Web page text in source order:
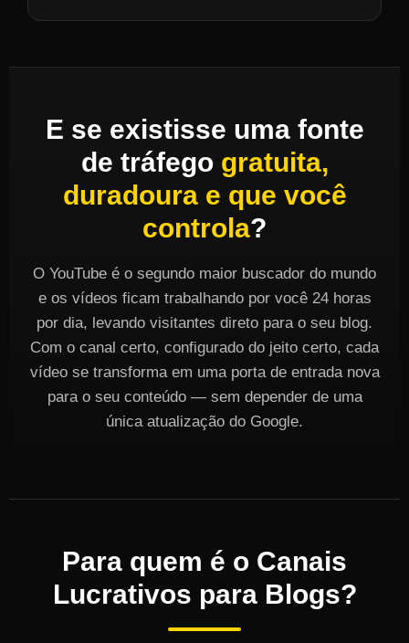
E se existisse uma fonte
de tráfego gratuita,
duradoura e que você
controla?
O YouTube é o segundo maior buscador do mundo
e os vídeos ficam trabalhando por você 24 horas
por dia, levando visitantes direto para o seu blog.
Com o canal certo, configurado do jeito certo, cada
vídeo se transforma em uma porta de entrada nova
para o seu conteúdo — sem depender de uma
única atualização do Google.
Para quem é o Canais
Lucrativos para Blogs?